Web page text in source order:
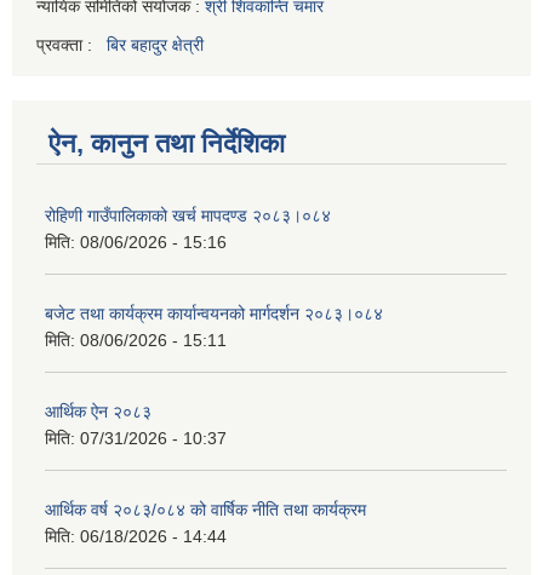
न्यायिक समितिको संयोजक : श्री शिवकान्ति चमार
प्रवक्ता : बिर बहादुर क्षेत्री
ऐन, कानुन तथा निर्देशिका
रोहिणी गाउँपालिकाको खर्च मापदण्ड २०८३।०८४
मिति: 08/06/2026 - 15:16
बजेट तथा कार्यक्रम कार्यान्वयनको मार्गदर्शन २०८३।०८४
मिति: 08/06/2026 - 15:11
आर्थिक ऐन २०८३
मिति: 07/31/2026 - 10:37
आर्थिक वर्ष २०८३/०८४ को वार्षिक नीति तथा कार्यक्रम
मिति: 06/18/2026 - 14:44